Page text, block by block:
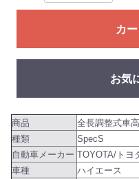
カ
お気
商品
全長調整式車
種類
SpecS
自動車メーカー TOYOTA/トヨ
車種
ハイエース